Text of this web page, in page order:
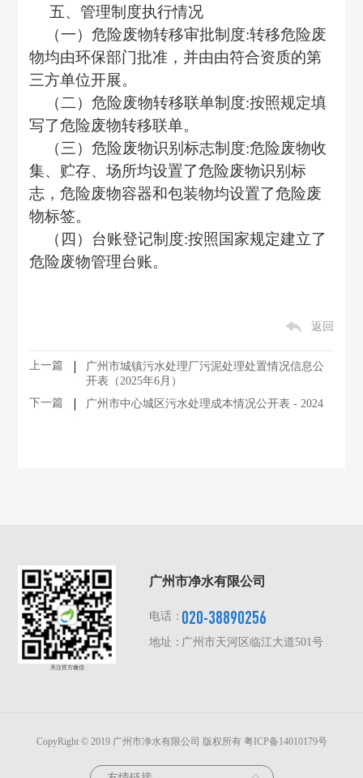
五、 管理制度执行情况
（一） 危险废物转移审批制度:转移危险废
物均由环保部门批准， 并由由符合资质的第
三方单位开展。
（二） 危险废物转移联单制度:按照规定填
写了危险废物转移联单。
（三） 危险废物识别标志制度:危险废物收
集、贮存、场所均设置了危险废物识别标
志，危险废物容器和包装物均设置了危险废
物标签。
（四） 台账登记制度:按照国家规定建立了
危险废物管理台账。
返回
上一篇
广州市城镇污水处理厂污泥处理处置情况信息公
开表（2025年6月）
下一篇
广州市中心城区污水处理成本情况公开表 - 2024
广州市净水有限公司
电话：020-38890256
地址： 广州市天河区临江大道501号
关注官方微信
CopyRight © 2019 广州市净水有限公司 版权所有 粤ICP备14010179号